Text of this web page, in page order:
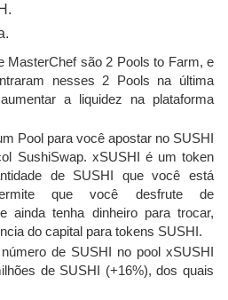
MasterChef são 2 Pools to Farm, e
nesses 2 Pools na última
a liquidez na plataforma
Pool para você apostar no SUSHI
SushiSwap. xSUSHI é um token
de SUSHI que você está
que você desfrute de
ainda tenha dinheiro para trocar,
do capital para tokens SUSHI.
de SUSHI no pool xSUSHI
de SUSHI (+16%), dos quais